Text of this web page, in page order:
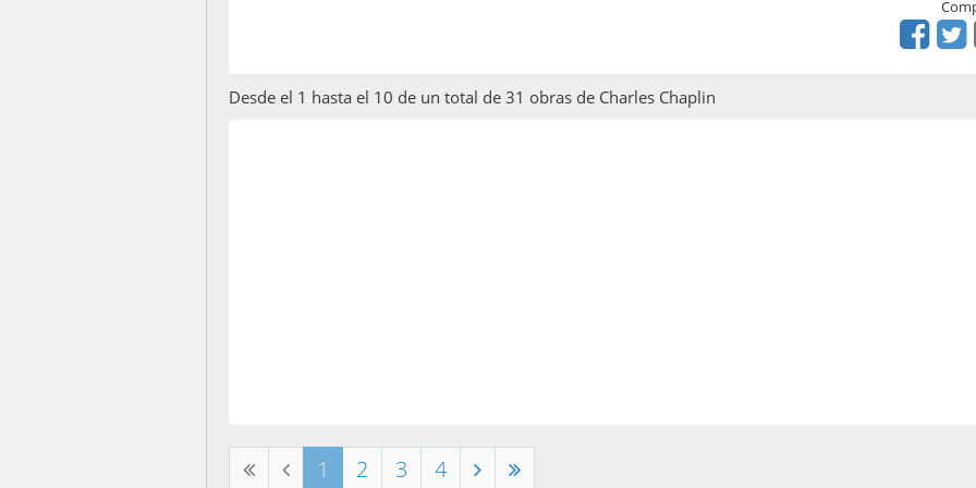
Desde el 1 hasta el 10 de un total de 31 obras de Charles Chaplin
1 2 3 4